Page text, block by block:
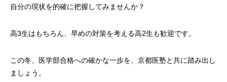
自分の現状を的確に把握してみませんか？
高3生はもちろん、早めの対策を考える高2生も歓迎です。
この冬、医学部合格への確かな一歩を、京都医塾と共に踏み出し
ましょう。